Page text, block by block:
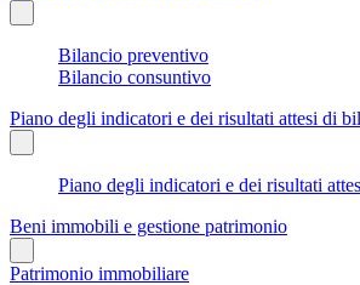
Bilancio preventivo
Bilancio consuntivo
Piano degli indicatori e dei risultati attesi di
Piano degli indicatori e dei risultati
Beni immobili e gestione patrimonio
Patrimonio immobiliare